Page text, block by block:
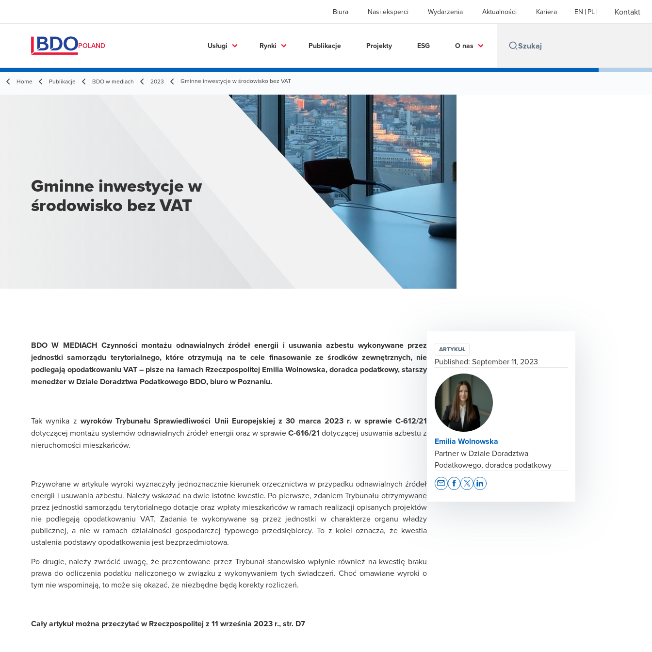
Biura Nasi eksperci Wydarzenia Aktualności Kariera EN PL Kontakt
POLAND Usługi Rynki Publikacje Projekty ESG O nas
Home Publikacje BDO w mediach 2023 Gminne inwestycje w środowisko bez VAT
Gminne inwestycje w
środowisko bez VAT
BDO W MEDIACH Czynności montażu odnawialnych źródeł energii i usuwania azbestu wykonywane przez
jednostki samorządu terytorialnego, które otrzymują na te cele finasowanie ze środków zewnętrznych, nie
podlegają opodatkowaniu VAT – pisze na łamach Rzeczpospolitej Emilia Wolnowska, doradca podatkowy, starszy
menedżer w Dziale Doradztwa Podatkowego BDO, biuro w Poznaniu.
Tak wynika z wyroków Trybunału Sprawiedliwości Unii Europejskiej z 30 marca 2023 r. w sprawie C-612/21
dotyczącej montażu systemów odnawialnych źródeł energii oraz w sprawieC-616/21 dotyczącej usuwania azbestu z
nieruchomości mieszkańców.
Przywołane w artykule wyroki wyznaczyły jednoznacznie kierunek orzecznictwa w przypadku odnawialnych źródeł
energii i usuwania azbestu. Należy wskazać na dwie istotne kwestie. Po pierwsze, zdaniem Trybunału otrzymywane
przez jednostki samorządu terytorialnego dotacje oraz wpłaty mieszkańców w ramach realizacji opisanych projektów
nie podlegają opodatkowaniu VAT. Zadania te wykonywane są przez jednostki w charakterze organu władzy
publicznej, a nie w ramach działalności gospodarczej typowego przedsiębiorcy. To z kolei oznacza, że kwestia
ustalenia podstawy opodatkowania jest bezprzedmiotowa.
Po drugie, należy zwrócić uwagę, że prezentowane przez Trybunał stanowisko wpłynie również na kwestię braku
prawa do odliczenia podatku naliczonego w związku z wykonywaniem tych świadczeń. Choć omawiane wyroki o
tym nie wspominają, to może się okazać, że niezbędne będą korekty rozliczeń.
Cały artykuł można przeczytać w Rzeczpospolitej z 11 września 2023 r., str. D7
ARTYKUŁ
Published: September 11, 2023
Emilia Wolnowska
Partner w Dziale Doradztwa
Podatkowego, doradca podatkowy